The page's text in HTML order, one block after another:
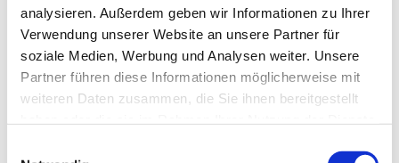
analysieren. Außerdem geben wir Informationen zu Ihrer
Verwendung unserer Website an unsere Partner für
soziale Medien, Werbung und Analysen weiter. Unsere
Partner führen diese Informationen möglicherweise mit
weiteren Daten zusammen, die Sie ihnen bereitgestellt